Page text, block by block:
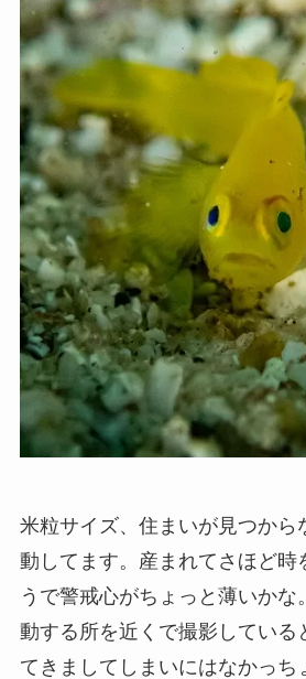
米粒サイズ、住まいが見つから
動してます。産まれてさほど時
うで警戒心がちょっと薄いかな
動する所を近くで撮影している
てきましてしまいにはなかっち